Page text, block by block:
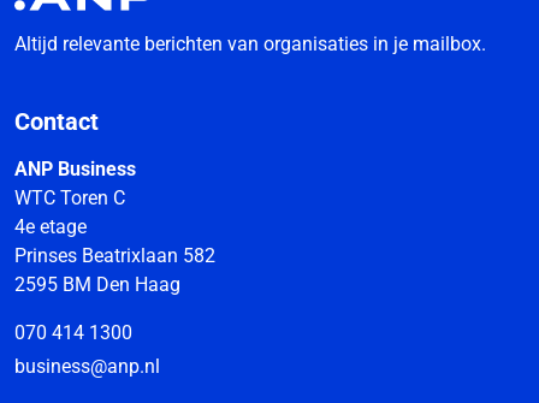
Altijd relevante berichten van organisaties in je mailbox.
Contact
ANP Business
WTC Toren C
4e etage
Prinses Beatrixlaan 582
2595 BM Den Haag
070 414 1300
business@anp.nl